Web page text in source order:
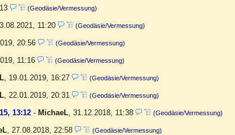
(Geodäsie/Vermessung)
11:20 (Geodäsie/Vermessung)
20:56 (Geodäsie/Vermessung)
11:16 (Geodäsie/Vermessung)
19.01.2019, 16:27 (Geodäsie/Vermessung)
22.01.2019, 20:31 (Geodäsie/Vermessung)
13:12 - MichaeL ,31.12.2018, 11:38 (Geodäsie/Vermessung)
27.08.2018, 22:58 (Geodäsie/Vermessung)